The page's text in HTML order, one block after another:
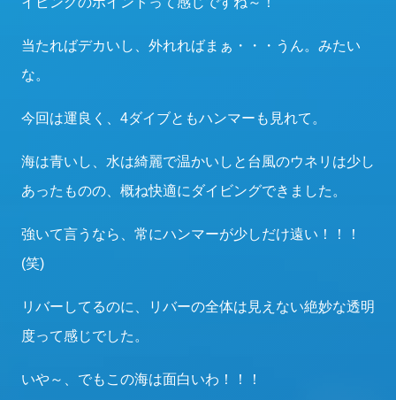
当たればデカいし、外れればまぁ・・・うん。みたい
な。
今回は運良く、4ダイブともハンマーも見れて。
海は青いし、水は綺麗で温かいしと台風のウネリは少し
あったものの、概ね快適にダイビングできました。
強いて言うなら、常にハンマーが少しだけ遠い！！！
(笑)
リバーしてるのに、リバーの全体は見えない絶妙な透明
度って感じでした。
いや～、でもこの海は面白いわ！！！